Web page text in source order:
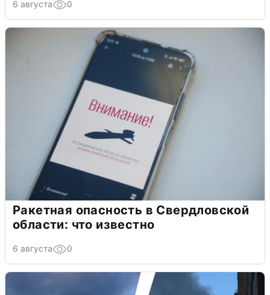
6 августа 0
Ракетная опасность в Свердловской
области: что известно
6 августа 0